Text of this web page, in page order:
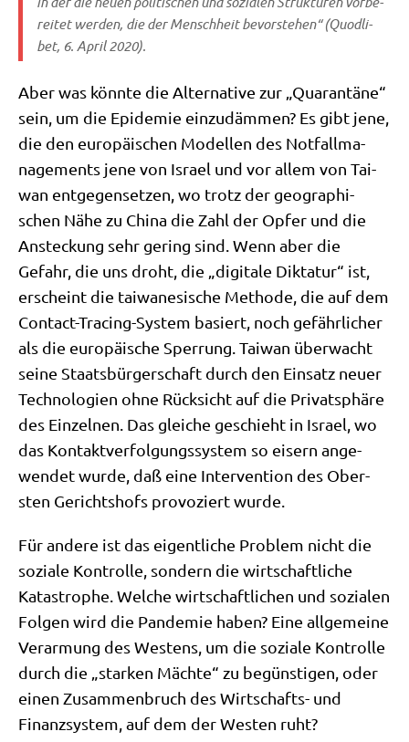
rei­tet wer­den, die der Mensch­heit bevor­ste­hen“ (Quod­li­
bet, 6. April 2020).
Aber was könn­te die Alter­na­ti­ve zur „Qua­ran­tä­ne“
sein, um die Epi­de­mie ein­zu­däm­men? Es gibt jene,
die den euro­päi­schen Model­len des Not­fall­ma­
nage­ments jene von Isra­el und vor allem von Tai­
wan ent­ge­gen­set­zen, wo trotz der geo­gra­phi­
schen Nähe zu Chi­na die Zahl der Opfer und die
Ansteckung sehr gering sind. Wenn aber die
Gefahr, die uns droht, die „digi­ta­le Dik­ta­tur“ ist,
erscheint die tai­wa­ne­si­sche Metho­de, die auf dem
Cont­act-Tra­cing-System basiert, noch gefähr­li­cher
als die euro­päi­sche Sper­rung. Tai­wan über­wacht
sei­ne Staats­bür­ger­schaft durch den Ein­satz neu­er
Tech­no­lo­gien ohne Rück­sicht auf die Pri­vat­sphä­re
des Ein­zel­nen. Das glei­che geschieht in Isra­el, wo
das Kon­takt­ver­fol­gungs­sy­stem so eisern ange­
wen­det wur­de, daß eine Inter­ven­ti­on des Ober­
sten Gerichts­hofs pro­vo­ziert wurde.
Für ande­re ist das eigent­li­che Pro­blem nicht die
sozia­le Kon­trol­le, son­dern die wirt­schaft­li­che
Kata­stro­phe. Wel­che wirt­schaft­li­chen und sozia­len
Fol­gen wird die Pan­de­mie haben? Eine all­ge­mei­ne
Ver­ar­mung des Westens, um die sozia­le Kon­trol­le
durch die „star­ken Mäch­te“ zu begün­sti­gen, oder
einen Zusam­men­bruch des Wirt­schafts- und
Finanz­sy­stem, auf dem der Westen ruht?